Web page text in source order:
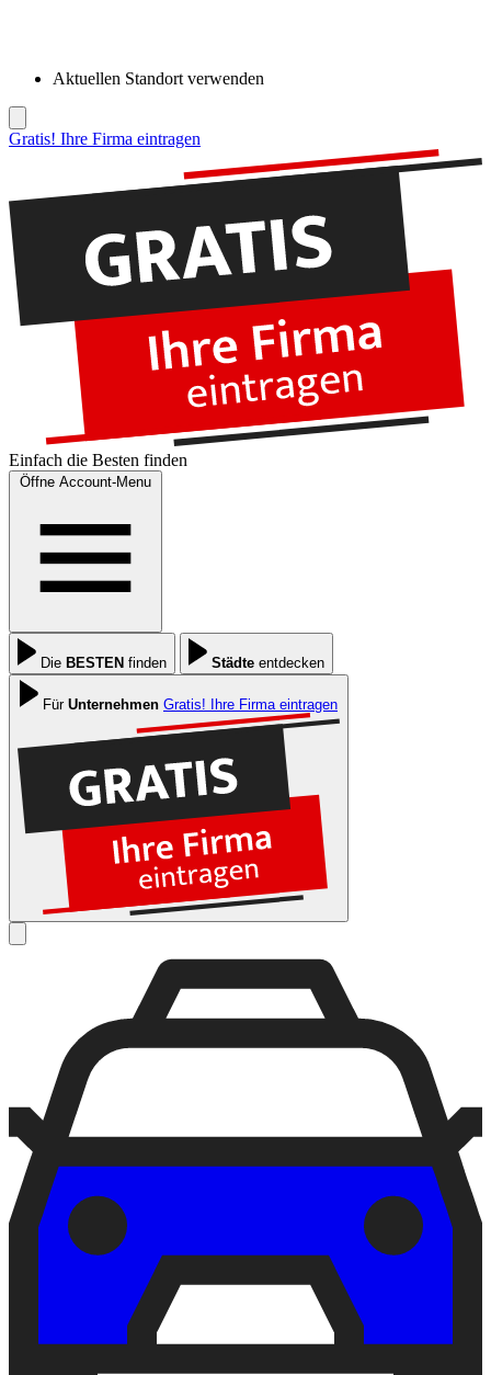
Aktuellen Standort verwenden
Gratis! Ihre Firma eintragen
Einfach die Besten finden
Öffne Account-Menu
Die BESTEN finden Städte entdecken
Für Unternehmen Gratis! Ihre Firma eintragen